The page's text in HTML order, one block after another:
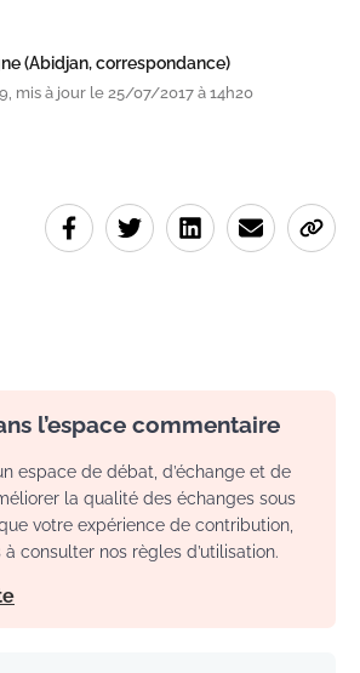
(Abidjan, correspondance)
mis à jour le 25/07/2017 à 14h20
l’espace commentaire
espace de débat, d’échange et de
la qualité des échanges sous
votre expérience de contribution,
à consulter nos règles d’utilisation.